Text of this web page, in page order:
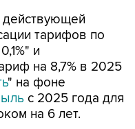
действующей
тарифов по
и
на 8,7% в 2025
" на фоне
с 2025 года для
на 6 лет.